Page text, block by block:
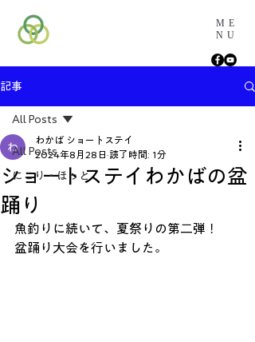
ME
NU
記事
All Posts
にこり・ほっと
All Posts
ショートステイわかばの盆
踊り
わかば ショートステイ
2024年8月28日 読了時間: 1分
魚釣りに続いて、夏祭りの第二弾！
盆踊り大会を行いました。